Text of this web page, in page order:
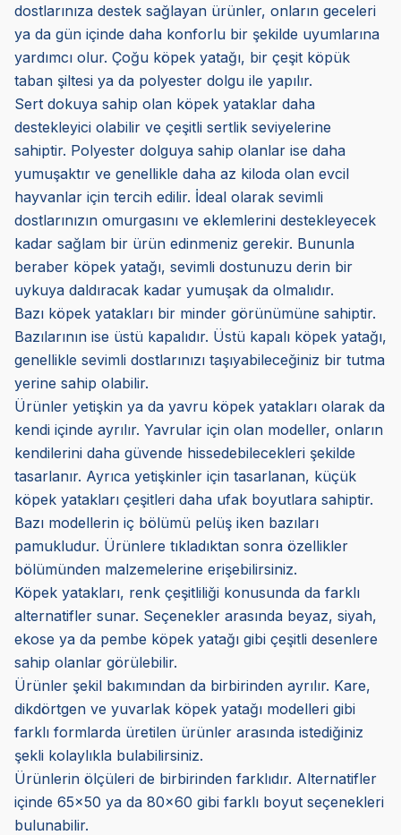
dostlarınıza destek sağlayan ürünler, onların geceleri
ya da gün içinde daha konforlu bir şekilde uyumlarına
yardımcı olur. Çoğu köpek yatağı, bir çeşit köpük
taban şiltesi ya da polyester dolgu ile yapılır.
Sert dokuya sahip olan köpek yataklar daha
destekleyici olabilir ve çeşitli sertlik seviyelerine
sahiptir. Polyester dolguya sahip olanlar ise daha
yumuşaktır ve genellikle daha az kiloda olan evcil
hayvanlar için tercih edilir. İdeal olarak sevimli
dostlarınızın omurgasını ve eklemlerini destekleyecek
kadar sağlam bir ürün edinmeniz gerekir. Bununla
beraber köpek yatağı, sevimli dostunuzu derin bir
uykuya daldıracak kadar yumuşak da olmalıdır.
Bazı köpek yatakları bir minder görünümüne sahiptir.
Bazılarının ise üstü kapalıdır. Üstü kapalı köpek yatağı,
genellikle sevimli dostlarınızı taşıyabileceğiniz bir tutma
yerine sahip olabilir.
Ürünler yetişkin ya da yavru köpek yatakları olarak da
kendi içinde ayrılır. Yavrular için olan modeller, onların
kendilerini daha güvende hissedebilecekleri şekilde
tasarlanır. Ayrıca yetişkinler için tasarlanan, küçük
köpek yatakları çeşitleri daha ufak boyutlara sahiptir.
Bazı modellerin iç bölümü pelüş iken bazıları
pamukludur. Ürünlere tıkladıktan sonra özellikler
bölümünden malzemelerine erişebilirsiniz.
Köpek yatakları, renk çeşitliliği konusunda da farklı
alternatifler sunar. Seçenekler arasında beyaz, siyah,
ekose ya da pembe köpek yatağı gibi çeşitli desenlere
sahip olanlar görülebilir.
Ürünler şekil bakımından da birbirinden ayrılır. Kare,
dikdörtgen ve yuvarlak köpek yatağı modelleri gibi
farklı formlarda üretilen ürünler arasında istediğiniz
şekli kolaylıkla bulabilirsiniz.
Ürünlerin ölçüleri de birbirinden farklıdır. Alternatifler
içinde 65x50 ya da 80x60 gibi farklı boyut seçenekleri
bulunabilir.